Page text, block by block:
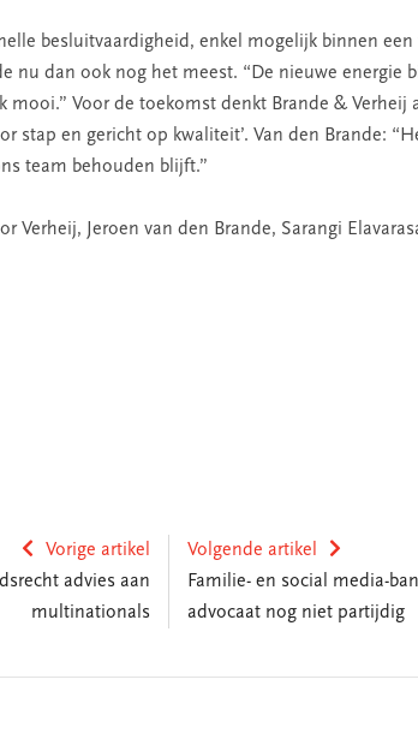
besluitvaardigheid, enkel mogelijk binnen
nu dan ook nog het meest. “De nieuwe energie
Voor de toekomst denkt Brande & Verheij
stap en gericht op kwaliteit’. Van den Brande:
team behouden blijft.”
Verheij, Jeroen van den Brande, Sarangi
Vorige artikel
advies aan
multinationals
Volgende artikel
Familie- en social media-
advocaat nog niet partijdig